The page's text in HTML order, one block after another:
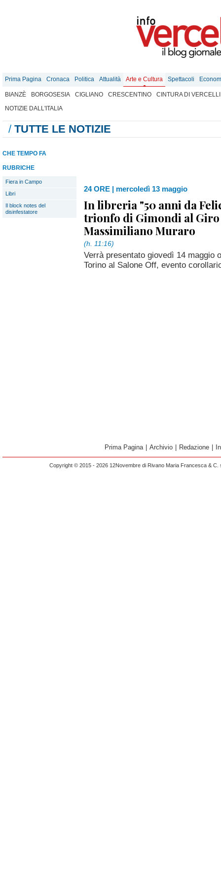
Prima Pagina Cronaca Politica Attualità Arte e Cultura Spettacoli
BIANZÈ BORGOSESIA CIGLIANO CRESCENTINO
CINTURA DI VERCELLI
NOTIZIE DALL'ITALIA
/ TUTTE LE NOTIZIE
CHE TEMPO FA
RUBRICHE
Fiera in Campo
Libri
Il block notes del
disinfestatore
24 ORE | mercoledì 13 maggio
In libreria "50 anni da
trionfo di Gimondi al
Massimiliano Muraro
(h. 11:16)
Verrà presentato giovedì 14 maggio
Torino al Salone Off, evento
Prima Pagina Archivio Redazione
Copyright © 2015 - 2026 12Novembre di Rivano Maria Francesca &